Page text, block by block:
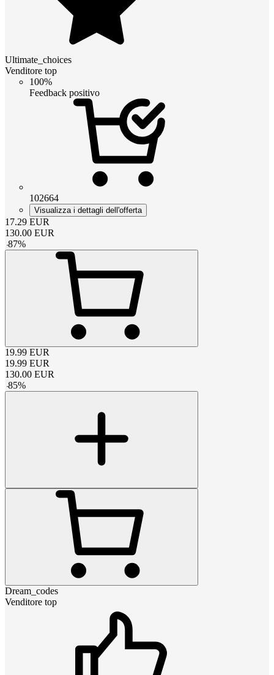
Ultimate_choices
Venditore top
100%
Feedback positivo
102664
Visualizza i dettagli dell'offerta
17.29 EUR
130.00 EUR
-87%
19.99 EUR
19.99 EUR
130.00 EUR
-85%
Dream_codes
Venditore top